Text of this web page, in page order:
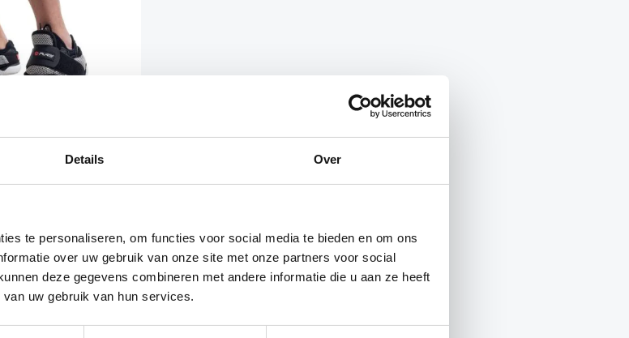
Details Over
te personaliseren, om functies voor social media te bieden en om ons
over uw gebruik van onze site met onze partners voor social
deze gegevens combineren met andere informatie die u aan ze heeft
uw gebruik van hun services.
VOORRAAD
Huidige
prijs
is:
€14.99.